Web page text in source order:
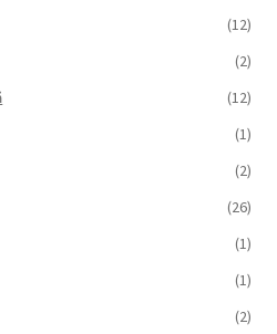
(12)
(2)
(12)
(1)
(2)
(26)
(1)
(1)
(2)